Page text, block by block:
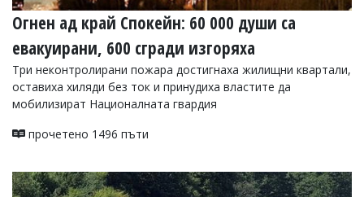
Огнен ад край Спокейн: 60 000 души са
евакуирани, 600 сгради изгоряха
Три неконтролирани пожара достигнаха жилищни квартали,
оставиха хиляди без ток и принудиха властите да
мобилизират Националната гвардия
прочетено 1496 пъти